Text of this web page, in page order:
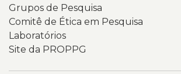
Grupos de Pesquisa
Comitê de Ética em Pesquisa
Laboratórios
Site da PROPPG